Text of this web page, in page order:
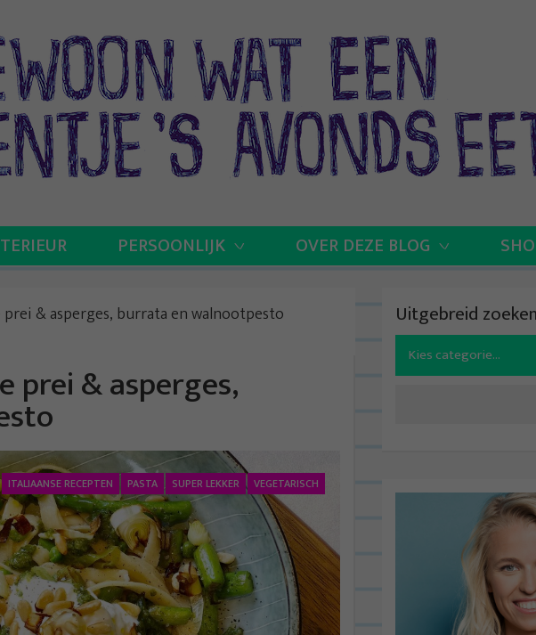
PERSOONLIJK OVER DEZE BLOG
& asperges, burrata en walnootpesto
prei & asperges,
ITALIAANSE RECEPTEN PASTA SUPER LEKKER
VEGETARISCH
Uitgebreid
Search
for: